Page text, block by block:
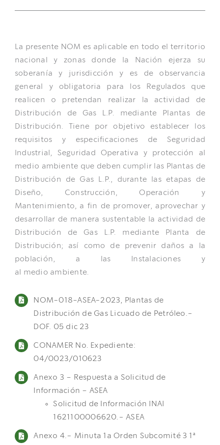
ÁREA DE SOCIOS
La presente NOM es aplicable en todo el territorio
nacional y zonas donde la Nación ejerza su
soberanía y jurisdicción y es de observancia
general y obligatoria para los Regulados que
realicen o pretendan realizar la actividad de
Distribución de Gas L.P. mediante Plantas de
Distribución. Tiene por objetivo establecer los
requisitos y especificaciones de Seguridad
Industrial, Seguridad Operativa y protección al
medio ambiente que deben cumplir las Plantas de
Distribución de Gas L.P., durante las etapas de
Diseño, Construcción, Operación y
Mantenimiento, a fin de promover, aprovechar y
desarrollar de manera sustentable la actividad de
Distribución de Gas L.P. mediante Planta de
Distribución; así como de prevenir daños a la
población, a las Instalaciones y
al medio ambiente.
NOM-018-ASEA-2023, Plantas de
Distribución de Gas Licuado de Petróleo.-
DOF. 05 dic 23
CONAMER No. Expediente:
04/0023/010623
Anexo 3 – Respuesta a Solicitud de
Información – ASEA
Solicitud de Información INAI
1621100006620.- ASEA
Anexo 4.- Minuta 1a Orden Subcomité 3 1ª